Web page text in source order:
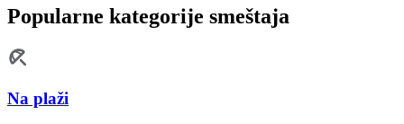
Popularne kategorije smeštaja
Na plaži